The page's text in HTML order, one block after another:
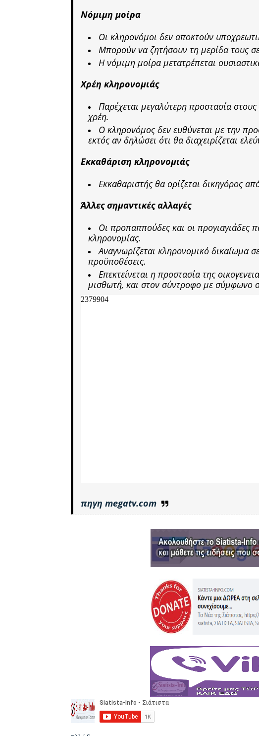
Νόμιμη μοίρα
Οι κληρονόμοι δεν αποκτούν
Μπορούν να ζητήσουν τη μερίδα τους
Η νόμιμη μοίρα μετατρέπεται
Χρέη κληρονομιάς
Παρέχεται μεγαλύτερη προστασία
χρέη.
Ο κληρονόμος δεν ευθύνεται με την
εκτός αν δηλώσει ότι θα διαχειρίζεται
Εκκαθάριση κληρονομιάς
Εκκαθαριστής θα ορίζεται δικηγόρος
Άλλες σημαντικές αλλαγές
Οι προπαππούδες και οι προγιαγιάδες
κληρονομίας.
Αναγνωρίζεται κληρονομικό δικαίωμα
προϋποθέσεις.
Επεκτείνεται η προστασία της
μισθωτή, και στον σύντροφο με σύμφωνο
πηγη megatv.com